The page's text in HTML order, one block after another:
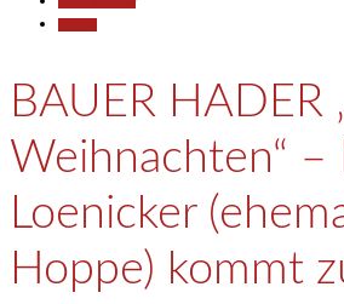
BAUER HADER
Weihnachten“ –
Loenicker
Hoppe) kommt